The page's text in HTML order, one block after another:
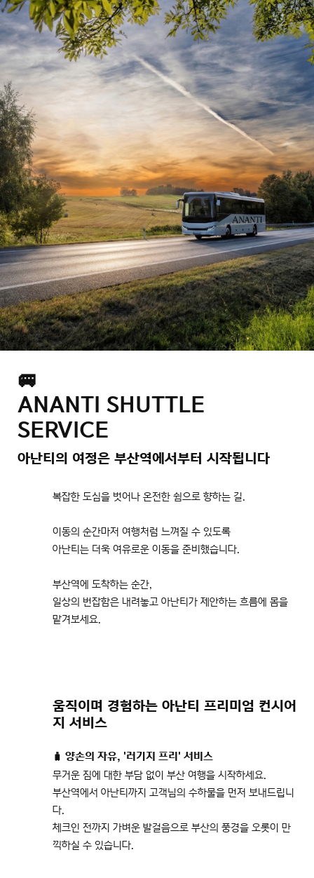
🚐
ANANTI SHUTTLE
SERVICE
아난티의 여정은 부산역에서부터 시작됩니다
복잡한 도심을 벗어나 온전한 쉼으로 향하는 길.
이동의 순간마저 여행처럼 느껴질 수 있도록
아난티는 더욱 여유로운 이동을 준비했습니다.
부산역에 도착하는 순간,
일상의 번잡함은 내려놓고 아난티가 제안하는 흐름에 몸을
맡겨보세요.
움직이며 경험하는 아난티 프리미엄 컨시어
지 서비스
🧳 양손의 자유, '러기지 프리' 서비스
무거운 짐에 대한 부담 없이 부산 여행을 시작하세요.
부산역에서 아난티까지 고객님의 수하물을 먼저 보내드립니
다.
체크인 전까지 가벼운 발걸음으로 부산의 풍경을 오롯이 만
끽하실 수 있습니다.